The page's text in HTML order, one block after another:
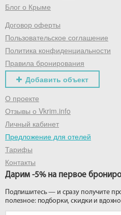
Блог о Крыме
Договор оферты
Пользовательское соглашение
Политика конфиденциальности
Правила бронирования
Добавить объект
О проекте
Отзывы о Vkrim.info
Личный кабинет
Предложение для отелей
Тарифы
Контакты
Дарим -5% на первое
Подпишитесь — и сразу получите
полезное: подборки, скидки и